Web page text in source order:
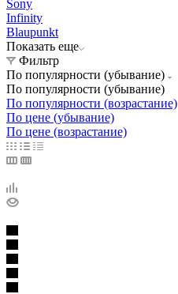
Sony
Infinity
Blaupunkt
Показать еще
Фильтр
По популярности (убывание)
По популярности (убывание)
По популярности (возрастание)
По цене (убывание)
По цене (возрастание)